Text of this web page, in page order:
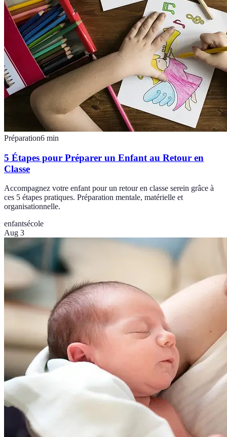
Préparation6 min
5 Étapes pour Préparer un Enfant au Retour en
Classe
Accompagnez votre enfant pour un retour en classe serein grâce à
ces 5 étapes pratiques. Préparation mentale, matérielle et
organisationnelle.
enfantsécole
Aug 3